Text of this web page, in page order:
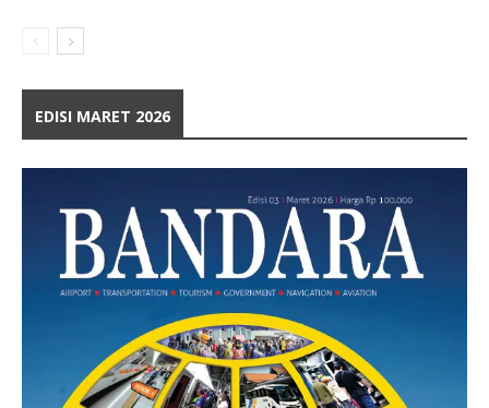
EDISI MARET 2026